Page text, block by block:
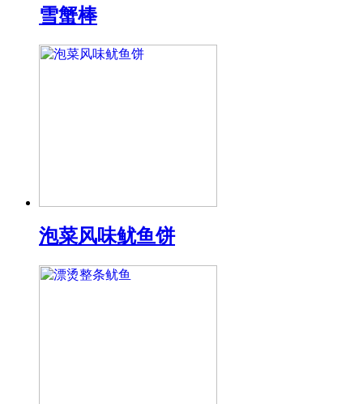
雪蟹棒
泡菜风味鱿鱼饼